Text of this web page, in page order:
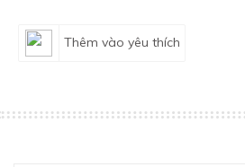
Thêm vào yêu thích